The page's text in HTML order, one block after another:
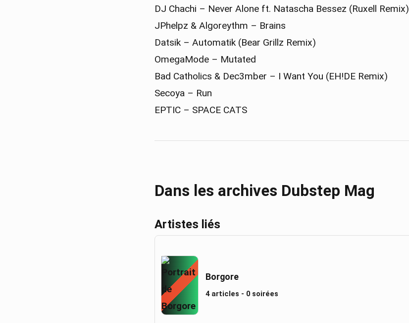
DJ Chachi – Never Alone ft. Natascha Bessez (Ruxell Remix)
JPhelpz & Algoreythm – Brains
Datsik – Automatik (Bear Grillz Remix)
OmegaMode – Mutated
Bad Catholics & Dec3mber – I Want You (EH!DE Remix)
Secoya – Run
EPTIC – SPACE CATS
Dans les archives Dubstep Mag
Artistes liés
Borgore
4 articles - 0 soirées